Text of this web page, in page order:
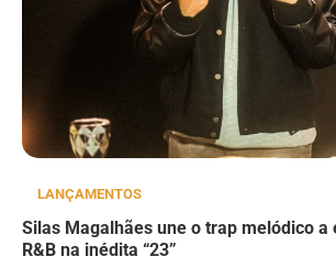
LANÇAMENTOS
Silas Magalhães une o trap melódico a
R&B na inédita “23”